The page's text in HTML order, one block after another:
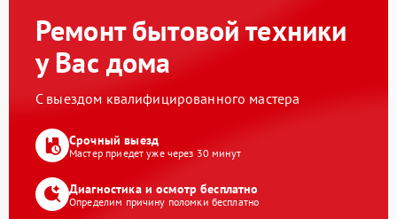
Ремонт бытовой техники
у Вас дома
С выездом квалифицированного мастера
Срочный выезд
Мастер приедет уже через 30 минут
Диагностика и осмотр бесплатно
Определим причину поломки бесплатно